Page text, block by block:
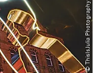
© ThisIsJulia Photography